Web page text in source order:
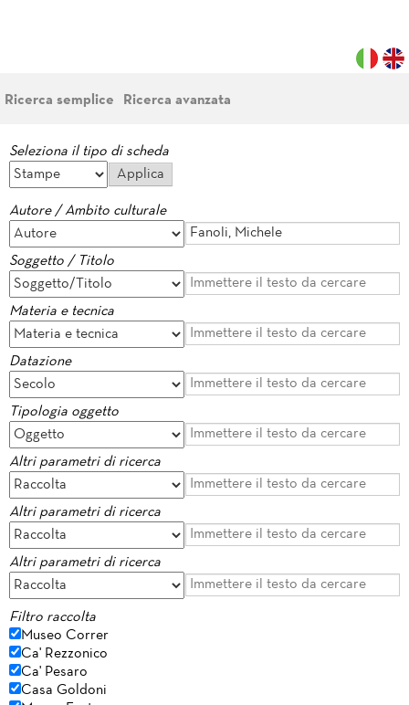
Ricerca semplice Ricerca avanzata
Seleziona il tipo di scheda
Autore / Ambito culturale
Soggetto / Titolo
Materia e tecnica
Datazione
Tipologia oggetto
Altri parametri di ricerca
Altri parametri di ricerca
Altri parametri di ricerca
Filtro raccolta
Museo Correr
Ca' Rezzonico
Ca' Pesaro
Casa Goldoni